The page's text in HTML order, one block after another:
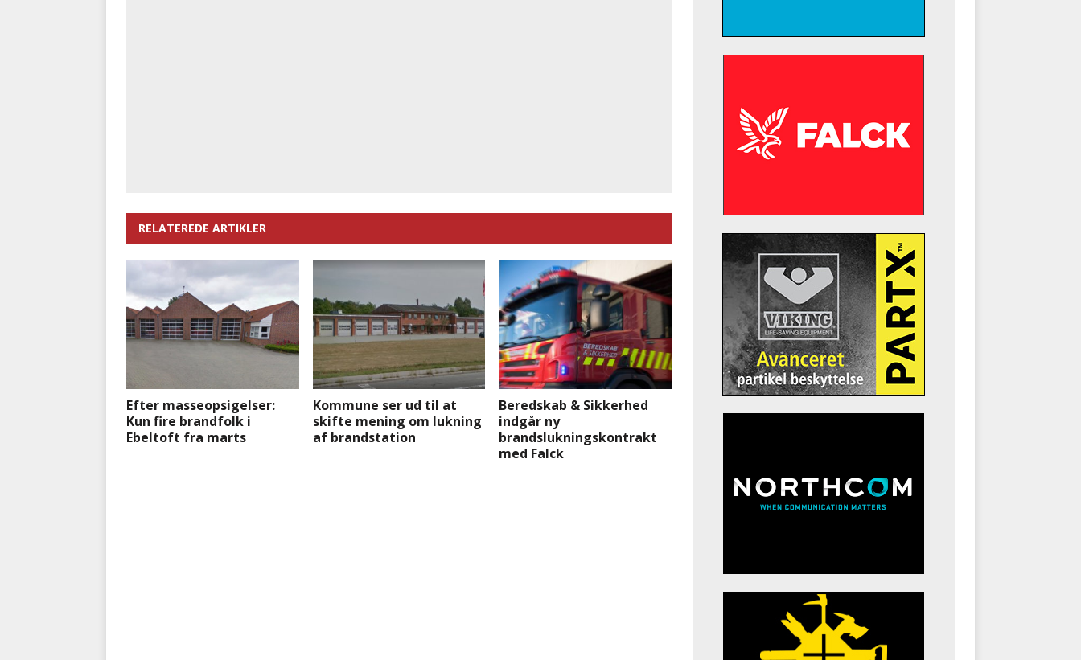
RELATEREDE ARTIKLER
Efter masseopsigelser:
Kun fire brandfolk i
Ebeltoft fra marts
Kommune ser ud til at
skifte mening om lukning
af brandstation
Beredskab & Sikkerhed
indgår ny
brandslukningskontrakt
med Falck